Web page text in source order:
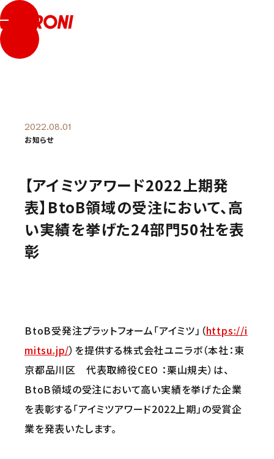
採用サイトはこちら
2022.08.01
お知らせ
【アイミツアワード2022上期発
表】BtoB領域の受注において、高
い実績を挙げた24部門50社を表
彰
BtoB受発注プラットフォーム「アイミツ」（https://i
mitsu.jp/）を提供する株式会社ユニラボ（本社：東
京都品川区 代表取締役CEO ：栗山規夫）は、
BtoB領域の受注において高い実績を挙げた企業
を表彰する「アイミツアワード2022上期」の受賞企
業を発表いたします。